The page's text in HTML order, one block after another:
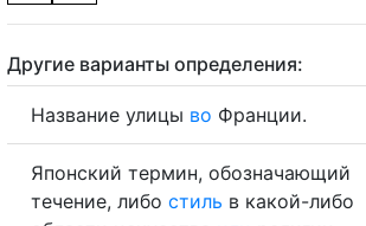
Другие варианты определения:
Название улицы во Франции.
Японский термин, обозначающий
течение, либо стиль в какой-либо